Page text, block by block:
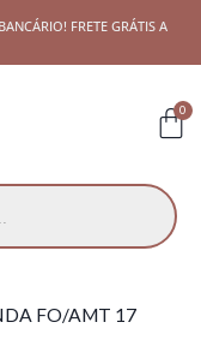
FRETE GRÁTIS A
0
FO/AMT 17